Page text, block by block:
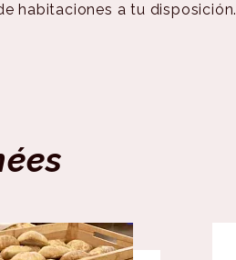
habitaciones a tu disposición.